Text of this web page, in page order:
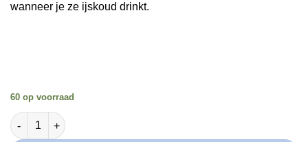
wanneer je ze ijskoud drinkt.
60 op voorraad
Fernandes Super Pineapple aantal